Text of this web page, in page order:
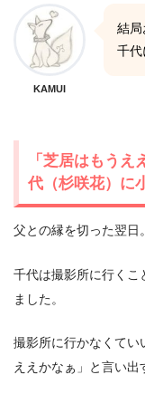
KAMUI
結局
千代
「芝居はもう
代（杉咲花）に
父との縁を切った翌日。
千代は撮影所に行くこ
ました。
撮影所に行かなくてい
ええかなぁ」と言い出